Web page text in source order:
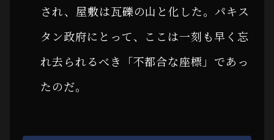
され、屋敷は瓦礫の山と化した。パキス
タン政府にとって、ここは一刻も早く忘
れ去られるべき「不都合な座標」であっ
たのだ。